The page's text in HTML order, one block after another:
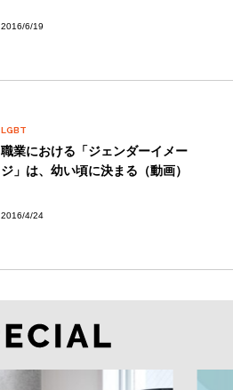
2016/6/19
LGBT
職業における「ジェンダーイメー
ジ」は、幼い頃に決まる（動画）
2016/4/24